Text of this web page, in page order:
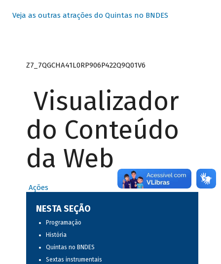
Veja as outras atrações do Quintas no BNDES
Z7_7QGCHA41L0RP906P422Q9Q01V6
Visualizador
do Conteúdo
da Web
Ações
NESTA SEÇÃO
Programação
História
Quintas no BNDES
Sextas instrumentais